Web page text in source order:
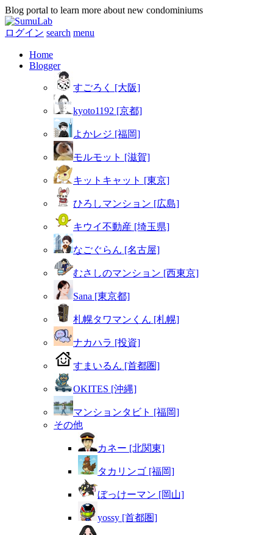
Blog portal to learn more about new condominiums
ログイン search menu
Home
Blogger
すごろく [大阪]
kyoto1192 [京都]
よかレジ [福岡]
モルモット [滋賀]
キットキャット [東京]
ひろしマンション [広島]
キウイ不動産 [埼玉県]
なごぐらん [名古屋]
むさしのマンション [西東京]
Sana [東京都]
札幌タワマンくん [札幌]
ナカハラ [投資]
すまいるん [首都圏]
OKITES [沖縄]
マンションタビト [福岡]
その他
カネー [北関東]
タカリンゴ [福岡]
ぼっけーマン [岡山]
yossy [首都圏]